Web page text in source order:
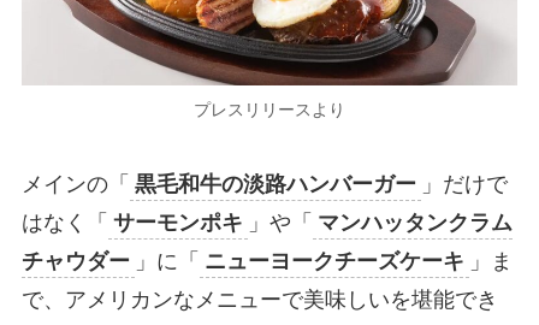
プレスリリースより
メインの「 黒毛和牛の淡路ハンバーガー 」だけで
はなく「 サーモンポキ 」や「 マンハッタンクラム
チャウダー 」に「 ニューヨークチーズケーキ 」ま
で、アメリカンなメニューで美味しいを堪能でき